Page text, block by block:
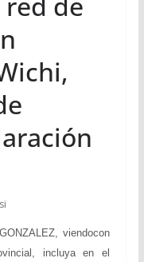
viendocon
incluya en el